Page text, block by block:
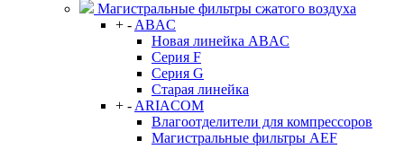
Магистральные фильтры сжатого воздуха
+ - ABAC
Новая линейка ABAC
Серия F
Серия G
Старая линейка
+ - ARIACOM
Влагоотделители для компрессоров
Магистральные фильтры AEF